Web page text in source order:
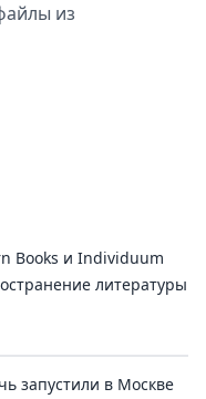
из
Books и Individuum
литературы
запустили в Москве